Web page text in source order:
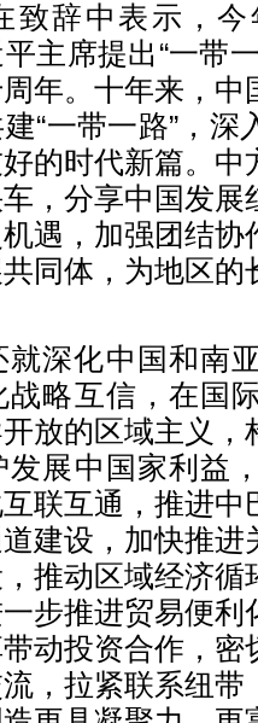
致辞中表示，
主席提出“一带
年。十年来，中
“一带一路”，
的时代新篇。
，分享中国发展
遇，加强团结协
同体，为地区的
就深化中国和南
战略互信，在国
放的区域主义，
发展中国家利益
联互通，推进
建设，加快推进
推动区域经济循
步推进贸易便利
动投资合作，密
，拉紧联系纽带